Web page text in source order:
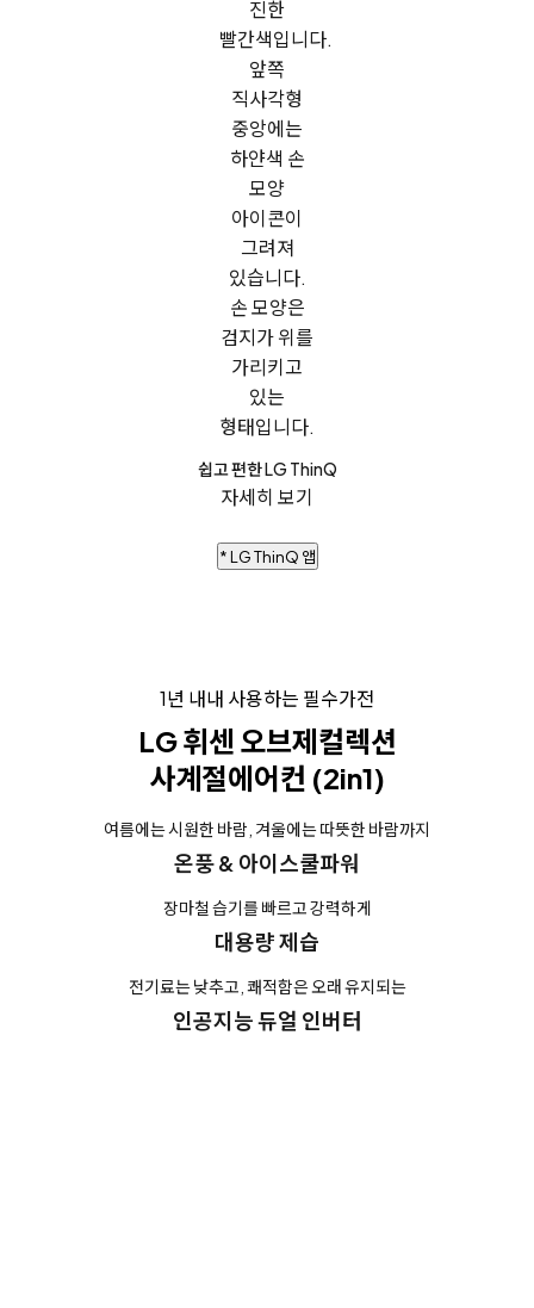
쉽고 편한 LG ThinQ
자세히 보기
* LG ThinQ 앱
1년 내내 사용하는 필수가전
LG 휘센 오브제컬렉션
사계절에어컨 (2in1)
여름에는 시원한 바람, 겨울에는 따뜻한 바람까지
온풍 & 아이스쿨파워
장마철 습기를 빠르고 강력하게
대용량 제습
전기료는 낮추고, 쾌적함은 오래 유지되는
인공지능 듀얼 인버터